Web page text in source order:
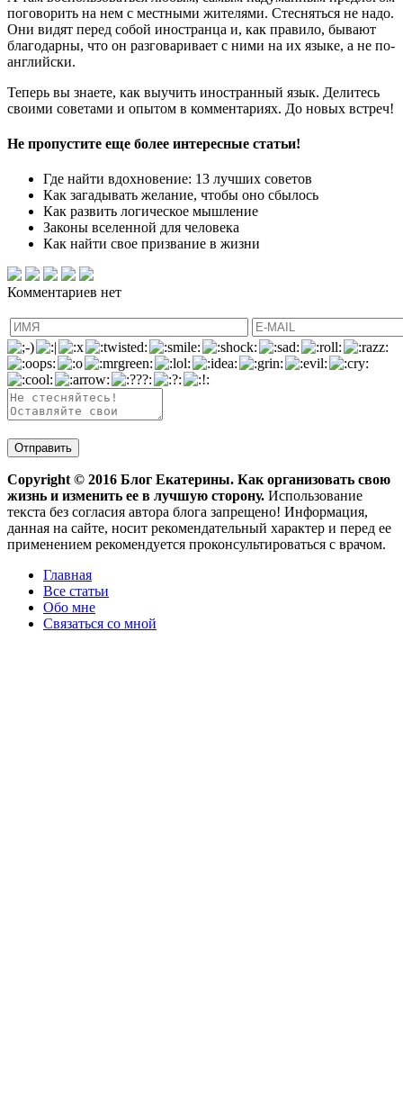
поговорить на нем с местными жителями. Стесняться не надо.
Они видят перед собой иностранца и, как правило, бывают
благодарны, что он разговаривает с ними на их языке, а не по-
английски.
Теперь вы знаете, как выучить иностранный язык. Делитесь
своими советами и опытом в комментариях. До новых встреч!
Не пропустите еще более интересные статьи!
Где найти вдохновение: 13 лучших советов
Как загадывать желание, чтобы оно сбылось
Как развить логическое мышление
Законы вселенной для человека
Как найти свое призвание в жизни
Комментариев нет
Copyright © 2016 Блог Екатерины. Как организовать свою
жизнь и изменить ее в лучшую сторону. Использование
текста без согласия автора блога запрещено! Информация,
данная на сайте, носит рекомендательный характер и перед ее
применением рекомендуется проконсультироваться с врачом.
Главная
Все статьи
Обо мне
Связаться со мной